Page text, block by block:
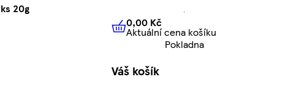
20g
0,00 KčAktuální cena košíku
0,00 Kč
Aktuální cena košíku
Pokladna
Váš košík